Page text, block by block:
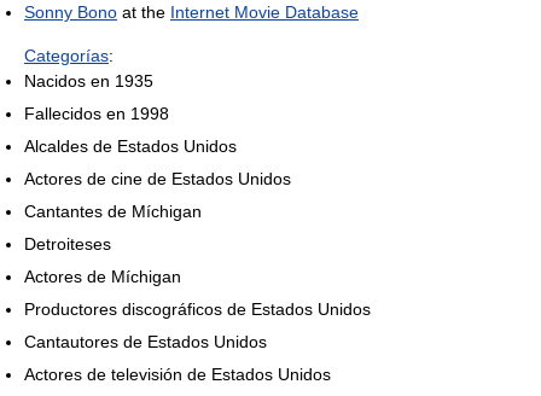
Sonny Bono at the Internet Movie Database
Categorías:
Nacidos en 1935
Fallecidos en 1998
Alcaldes de Estados Unidos
Actores de cine de Estados Unidos
Cantantes de Míchigan
Detroiteses
Actores de Míchigan
Productores discográficos de Estados Unidos
Cantautores de Estados Unidos
Actores de televisión de Estados Unidos